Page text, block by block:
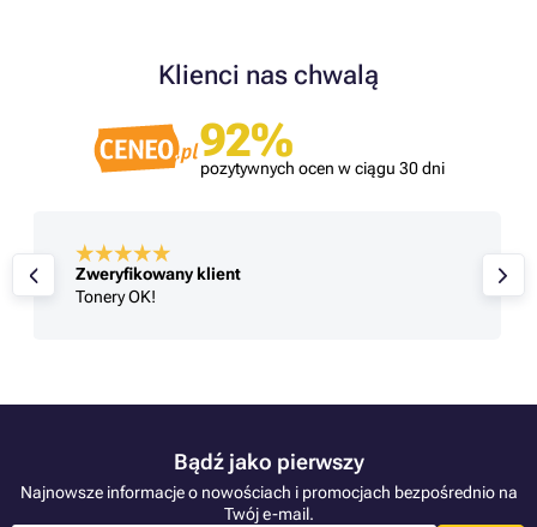
Klienci nas chwalą
92%
pozytywnych ocen w ciągu 30 dni
Zweryfikowany klient
Tonery OK!
Bądź jako pierwszy
Najnowsze informacje o nowościach i promocjach bezpośrednio na
Twój e-mail.